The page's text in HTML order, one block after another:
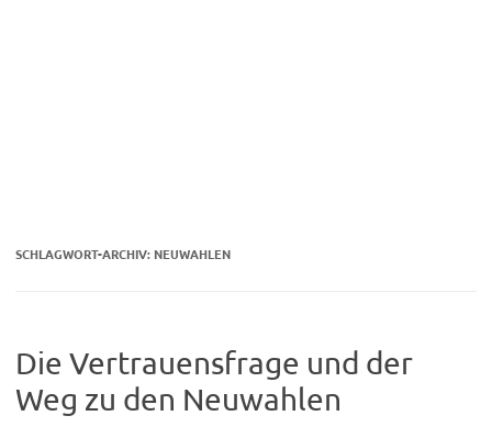
SCHLAGWORT-ARCHIV: NEUWAHLEN
Die Vertrauensfrage und der
Weg zu den Neuwahlen